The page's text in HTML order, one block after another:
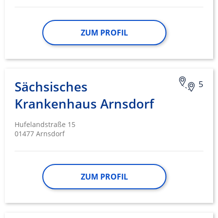
ZUM PROFIL
5
Sächsisches
Krankenhaus Arnsdorf
Hufelandstraße 15
01477 Arnsdorf
ZUM PROFIL
Informationen identifizieren
Nicht-IAB-Verarbeitungszwecke:
Funktional